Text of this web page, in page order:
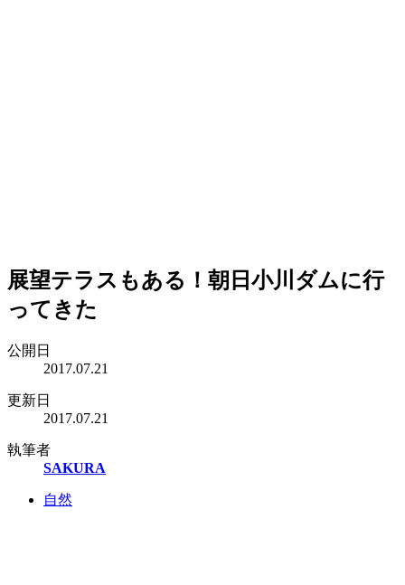
展望テラスもある！朝日小川ダムに行
ってきた
公開日
2017.07.21
更新日
2017.07.21
執筆者
SAKURA
自然